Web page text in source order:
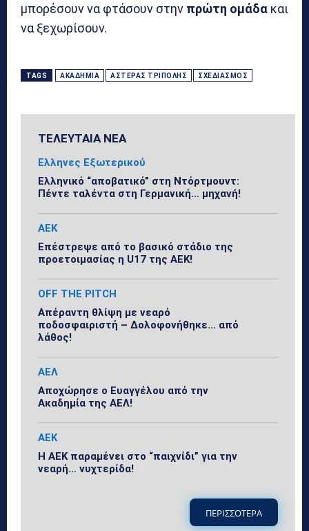
μπορέσουν να φτάσουν στην πρώτη ομάδα και
να ξεχωρίσουν.
TAGS ΑΚΑΔΗΜΊΑ ΑΣΤΈΡΑΣ ΤΡΊΠΟΛΗΣ ΣΧΕΔΙΑΣΜΌΣ
ΤΕΛΕΥΤΑΙΑ ΝΕΑ
Ελληνες Εξωτερικού
Ελληνικό “αποβατικό” στη Ντόρτμουντ:
Πέντε ταλέντα στη Γερμανική… μηχανή!
ΑΕΚ
Επέστρεψε από το βασικό στάδιο της
προετοιμασίας η U17 της ΑΕΚ!
OFF THE PITCH
Απέραντη θλίψη με νεαρό
ποδοσφαιριστή – Δολοφονήθηκε… από
λάθος!
ΑΕΛ
Αποχώρησε ο Ευαγγέλου από την
Ακαδημία της ΑΕΛ!
ΑΕΚ
Η ΑΕΚ παραμένει στο “παιχνίδι” για την
νεαρή… νυχτερίδα!
ΠΕΡΙΣΣΟΤΕΡΑ